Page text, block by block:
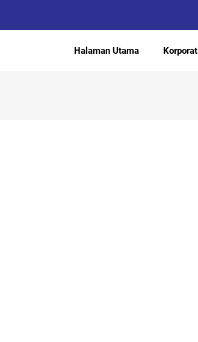
Halaman Utama Korporat